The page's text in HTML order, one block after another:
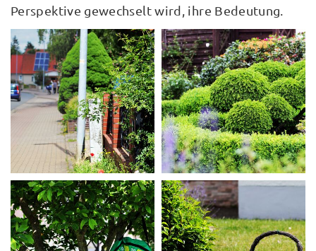
Perspektive gewechselt wird, ihre Bedeutung.